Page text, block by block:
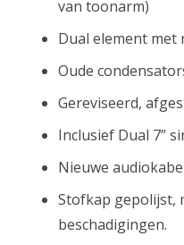
van toonarm)
Dual element met
Oude
Gereviseerd,
Inclusief Dual 7”
Nieuwe
Stofkap gepolijst,
beschadigingen.